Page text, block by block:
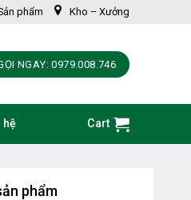
phẩm Kho – Xưởng
NGAY: 0979.008.746
hệ Cart
phẩm